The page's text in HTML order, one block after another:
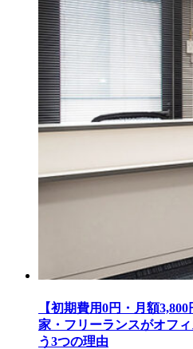
【初期費用0円・月額
家・フリーランスがオフ
う3つの理由